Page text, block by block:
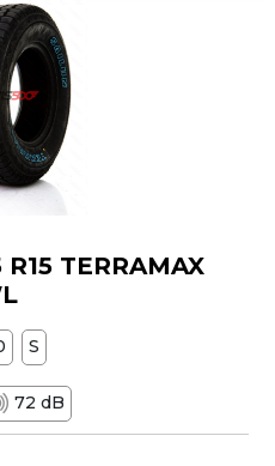
TERRAMAX
S
72 dB